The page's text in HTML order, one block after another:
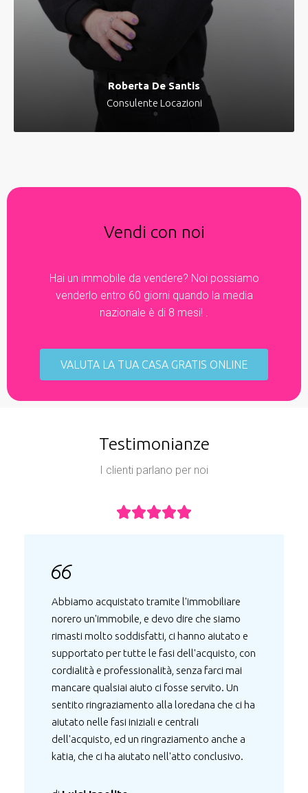
Roberta De Santis
Consulente Locazioni
Vendi con noi
Hai un immobile da vendere? Noi possiamo
venderlo entro 60 giorni quando la media
nazionale è di 8 mesi! .
VALUTA LA TUA CASA GRATIS ONLINE
Testimonianze
I clienti parlano per noi

Devo dire in tutta sincerità che mi sono
trovato benissimo: l'assistenza dell'agenzia è
stata puntuale e professionalmente valida,
cortese e affidabile.
diGiovanni Caldini
Recensione su Google